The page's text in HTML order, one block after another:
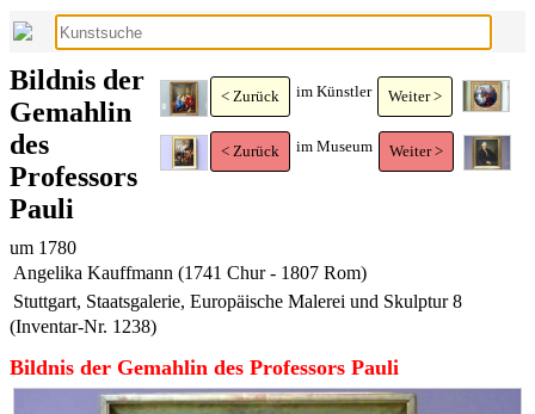
< Zurück im Künstler Weiter >
< Zurück im Museum Weiter >
Bildnis der
Gemahlin
des
Professors
Pauli
um 1780
Angelika Kauffmann (1741 Chur - 1807 Rom)
Stuttgart, Staatsgalerie, Europäische Malerei und Skulptur 8
(Inventar-Nr. 1238)
Bildnis der Gemahlin des Professors Pauli